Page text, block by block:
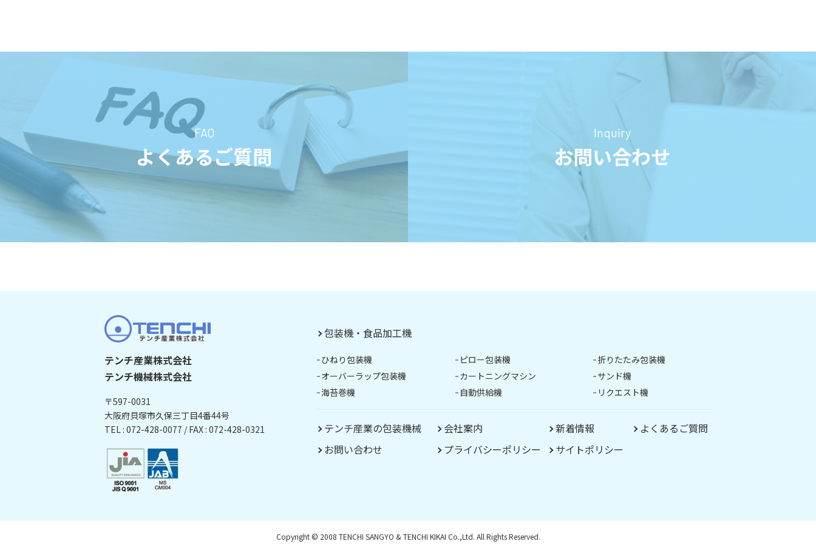
FAQ
よくあるご質問
Inquiry
お問い合わせ
テンチ産業株式会社
テンチ機械株式会社
〒597-0031
大阪府貝塚市久保三丁目4番44号
TEL : 072-428-0077 / FAX : 072-428-0321
包装機・食品加工機
ひねり包装機 ピロー包装機
折りたたみ包装機
オーバーラップ包装機
カートニングマシン
サンド機
海苔巻機
自動供給機 リクエスト機
テンチ産業の包装機械 会社案内 新着情報
よくあるご質問
お問い合わせ
プライバシーポリシー サイトポリシー
Copyright © 2008 TENCHI SANGYO & TENCHI KIKAI Co.,Ltd. All Rights Reserved.